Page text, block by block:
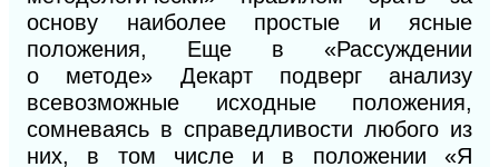
основу наиболее простые и ясные
положения, Еще в «Рассуждении
о методе» Декарт подверг анализу
всевозможные исходные положения,
сомневаясь в справедливости любого из
них, в том числе и в положении «Я